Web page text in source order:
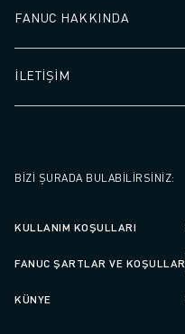
FANUC HAKKINDA
İLETİŞİM
BIZI ŞURADA BULABILIRSINIZ:
KULLANIM KOŞULLARI
FANUC ŞARTLAR VE KOŞULLAR
KÜNYE